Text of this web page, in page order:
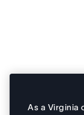
As a Virginia